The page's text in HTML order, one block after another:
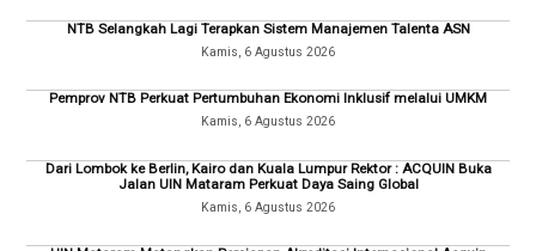
NTB Selangkah Lagi Terapkan Sistem Manajemen Talenta ASN
Kamis, 6 Agustus 2026
Pemprov NTB Perkuat Pertumbuhan Ekonomi Inklusif melalui UMKM
Kamis, 6 Agustus 2026
Dari Lombok ke Berlin, Kairo dan Kuala Lumpur Rektor : ACQUIN Buka
Jalan UIN Mataram Perkuat Daya Saing Global
Kamis, 6 Agustus 2026